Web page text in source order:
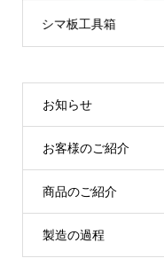
シマ板工具箱
お知らせ
お客様のご紹介
商品のご紹介
製造の過程